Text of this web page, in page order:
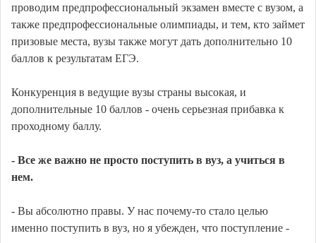
проводим предпрофессиональный экзамен вместе с вузом, а
также предпрофессиональные олимпиады, и тем, кто займет
призовые места, вузы также могут дать дополнительно 10
баллов к результатам ЕГЭ.
Конкуренция в ведущие вузы страны высокая, и
дополнительные 10 баллов - очень серьезная прибавка к
проходному баллу.
- Все же важно не просто поступить в вуз, а учиться в
нем.
- Вы абсолютно правы. У нас почему-то стало целью
именно поступить в вуз, но я убежден, что поступление -